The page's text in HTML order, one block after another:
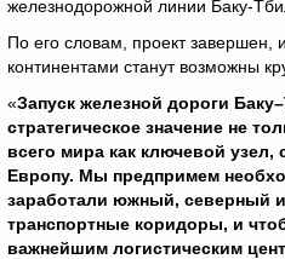
железнодорожной линии Баку-
По его словам, проект завершен,
континентами станут возможны
«Запуск железной дороги
стратегическое значение не
всего мира как ключевой
Европу. Мы предпримем
заработали южный, северный
транспортные коридоры, и
важнейшим логистическим